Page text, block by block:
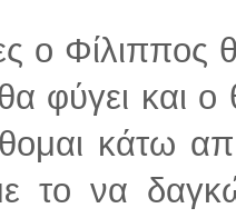
ο Φίλιππος
φύγει και
κάτω
το να